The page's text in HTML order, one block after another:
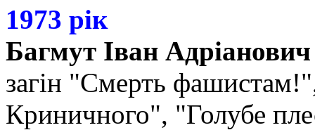
1973 рік
Багмут Іван Адріанович
загін "Смерть
Криничного", "Голубе